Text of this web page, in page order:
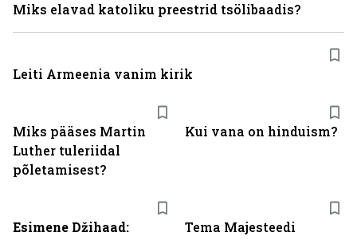
Miks pääses Martin
Luther tuleriidal
põletamisest?
Kui vana on hinduism?
Esimene Džihaad:
Tema Majesteedi
Miks elavad katoliku preestrid tsölibaadis?
Leiti Armeenia vanim kirik